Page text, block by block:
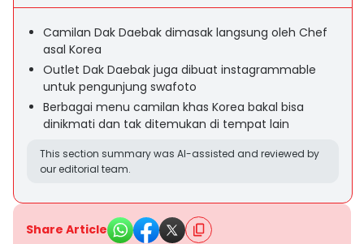
Camilan Dak Daebak dimasak langsung oleh Chef
asal Korea
Outlet Dak Daebak juga dibuat instagrammable
untuk pengunjung swafoto
Berbagai menu camilan khas Korea bakal bisa
dinikmati dan tak ditemukan di tempat lain
This section summary was AI-assisted and reviewed by
our editorial team.
Share Article